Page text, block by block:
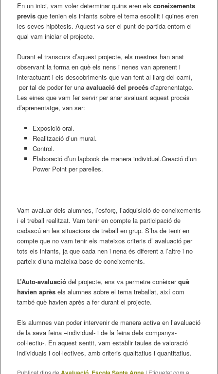
En un inici, vam voler determinar quins eren els coneixements
previsque tenien els infants sobre el tema escollit i quines eren
les seves hipòtesis. Aquest va ser el punt de partida entorn el
qual vam iniciar el projecte.
Durant el transcurs d’aquest projecte, els mestres han anat
observant la forma en què els nens i nenes van aprenent i
interactuant i els descobriments que van fent al llarg del camí,
per tal de poder fer una avaluació del procésd’aprenentatge.
Les eines que vam fer servir per anar avaluant aquest procés
d’aprenentatge, van ser:
Exposició oral.
Realització d’un mural.
Control.
Elaboració d’un lapbook de manera individual.Creació d’un
Power Point per parelles.
Vam avaluar dels alumnes, l’esforç, l’adquisició de coneixements
i el treball realitzat. Vam tenir en compte la participació de
cadascú en les situacions de treball en grup. S’ha de tenir en
compte que no vam tenir els mateixos criteris d’ avaluació per
tots els infants, ja que cada nen i nena és diferent a l’altre i no
parteix d’una mateixa base de coneixements.
L’Auto-avaluaciódel projecte, ens va permetre conèixerquè
havien aprèsels alumnes sobre el tema treballat, així com
també què havien après a fer durant el projecte.
Els alumnes van poder intervenir de manera activa en l’avaluació
de la seva feina –individual- i de la feina dels companys-
col·lectiu-. En aquest sentit, vam establir taules de valoració
individuals i col·lectives, amb criteris qualitatius i quantitatius.
Publicat dins de , | Etiquetat com a